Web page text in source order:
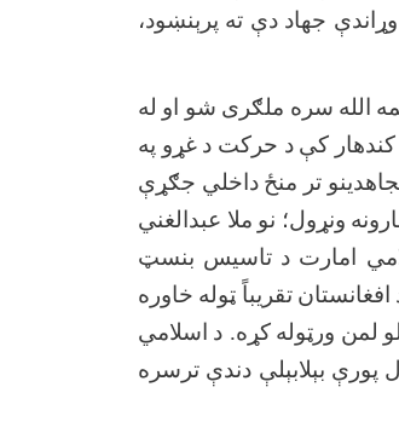
وړاندې جهاد دې ته پرېنښود،
الله سره ملګری شو او له
کندهار کې د حرکت د غړو په
تر منځ داخلي جګړې
ونړول؛ نو ملا عبدالغني
امارت د تاسیس بنسټ
افغانستان تقریباً ټوله خاوره
لمن ورټوله کړه. د اسلامي
پورې بېلابېلې دندې ترسره